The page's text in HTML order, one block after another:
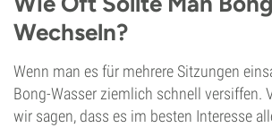
Wechseln?
Wenn man es für mehrere Sitzungen
Bong-Wasser ziemlich schnell versiffen.
wir sagen, dass es im besten Interesse